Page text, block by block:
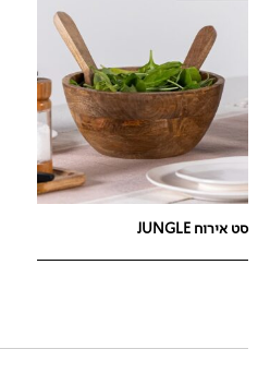
סט אירוח JUNGLE